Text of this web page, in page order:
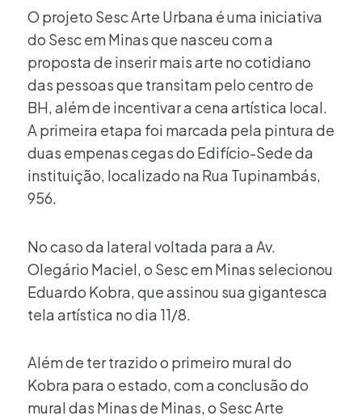
O projeto Sesc Arte Urbana é uma iniciativa
do Sesc em Minas que nasceu com a
proposta de inserir mais arte no cotidiano
das pessoas que transitam pelo centro de
BH, além de incentivar a cena artística local.
A primeira etapa foi marcada pela pintura de
duas empenas cegas do Edifício-Sede da
instituição, localizado na Rua Tupinambás,
956.
No caso da lateral voltada para a Av.
Olegário Maciel, o Sesc em Minas selecionou
Eduardo Kobra, que assinou sua gigantesca
tela artística no dia 11/8.
Além de ter trazido o primeiro mural do
Kobra para o estado, com a conclusão do
mural das Minas de Minas, o Sesc Arte